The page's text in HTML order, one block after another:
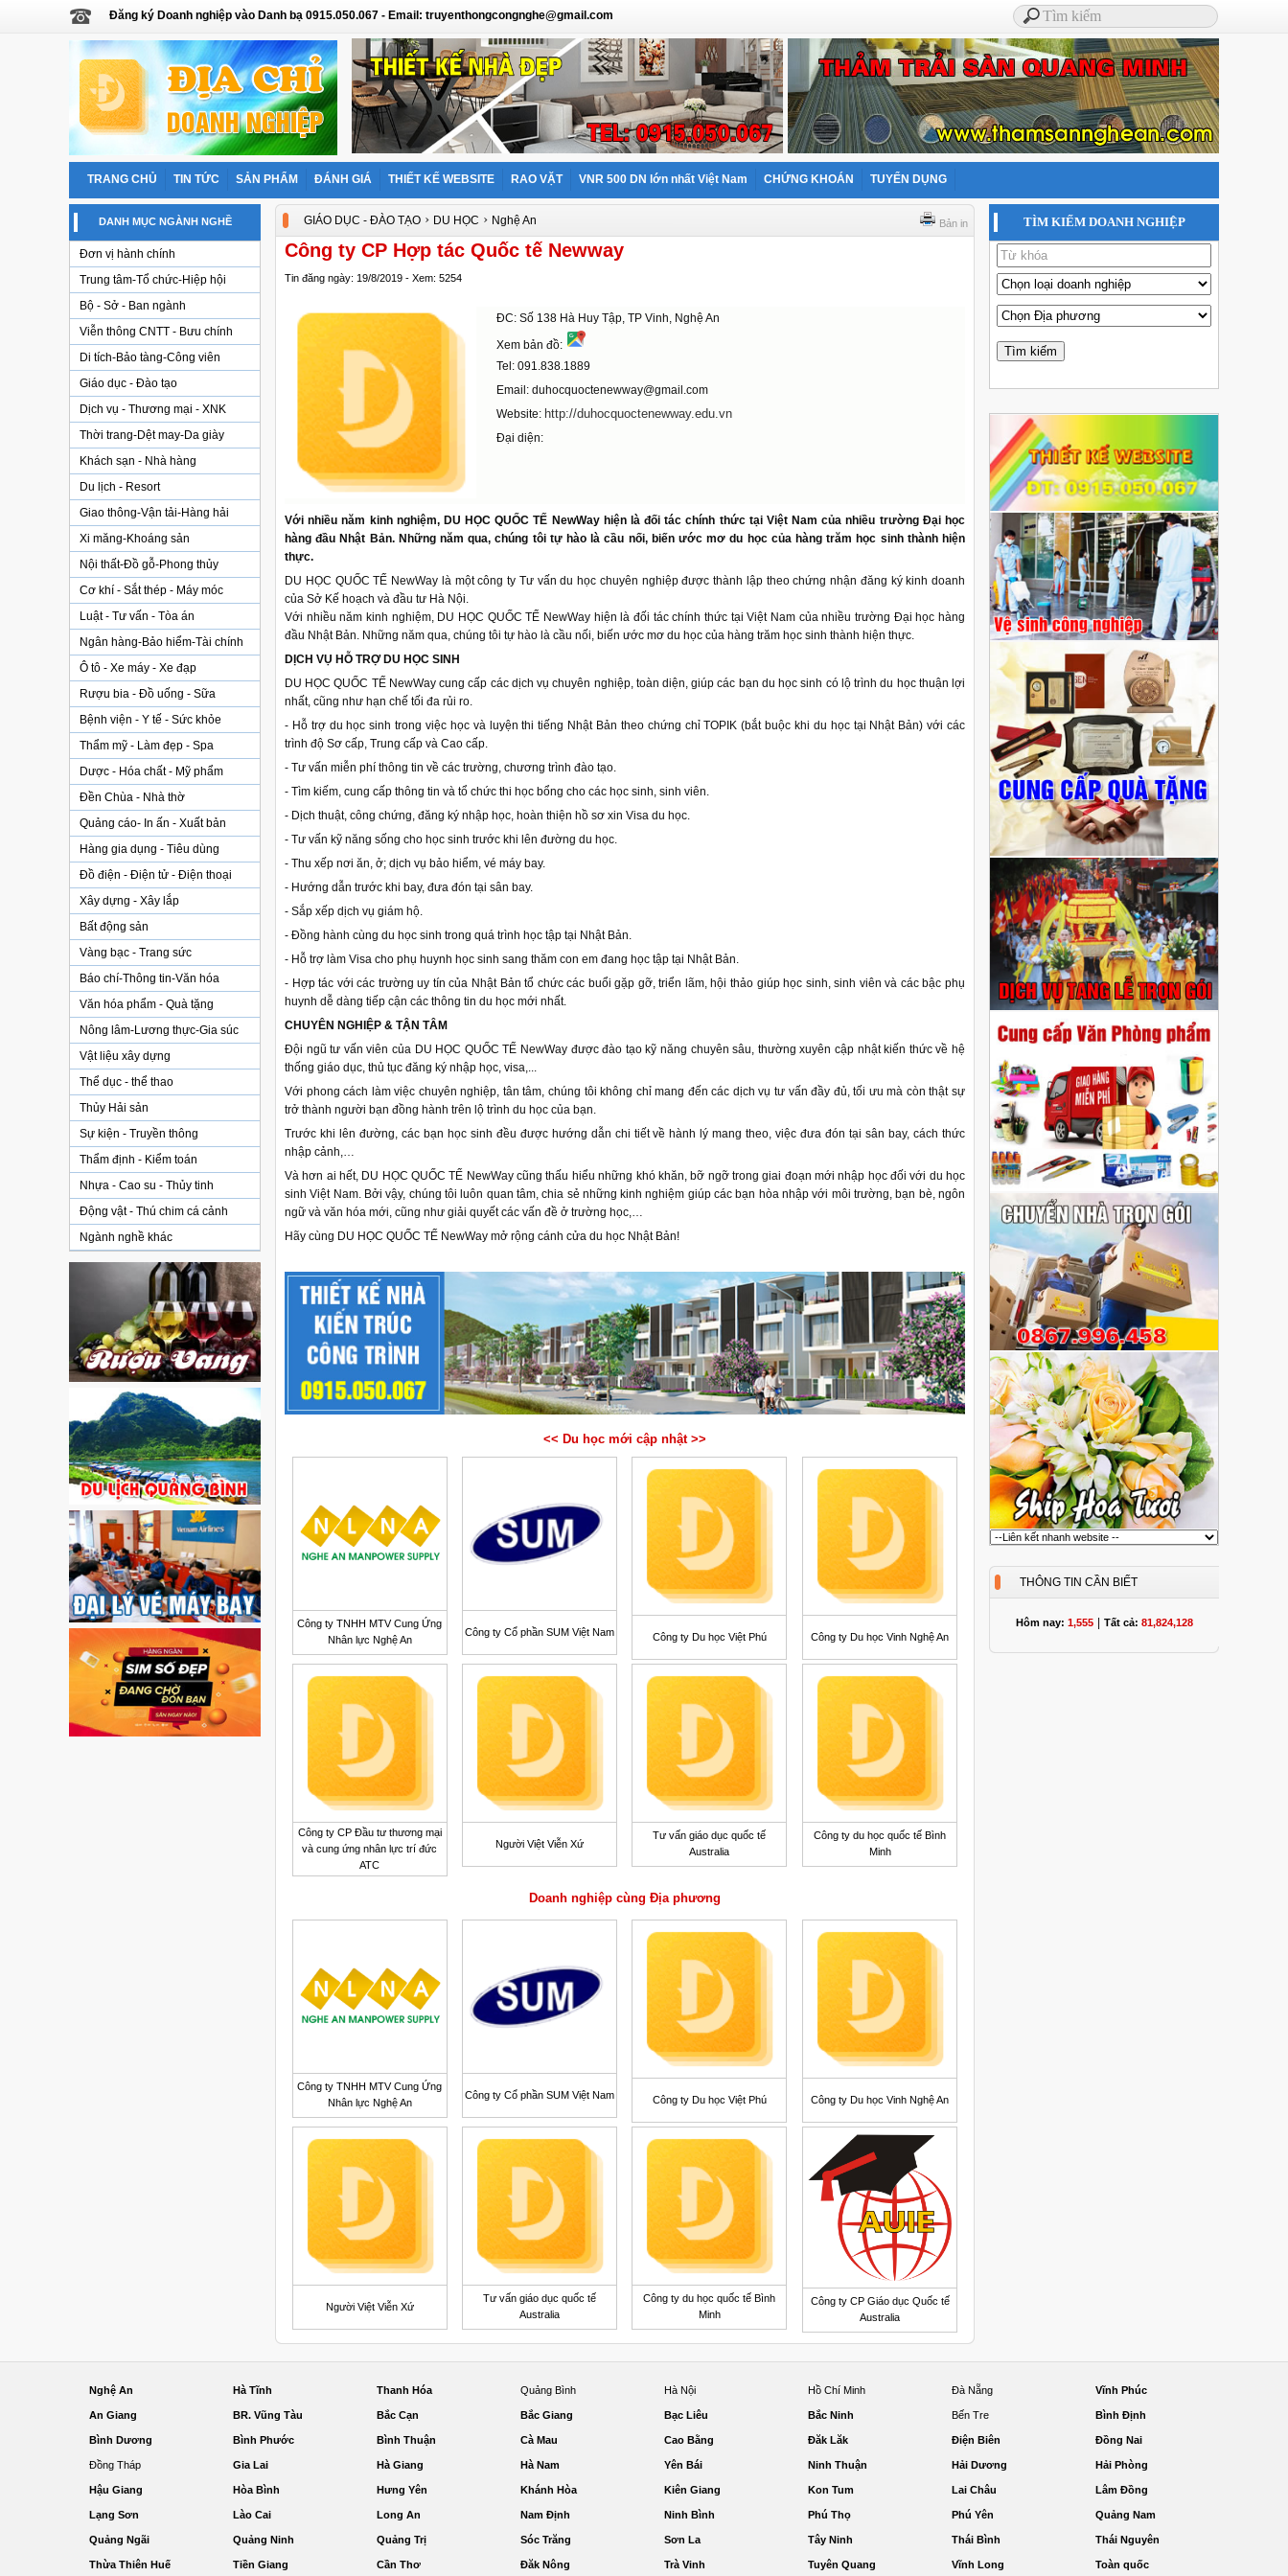
Đăng ký Doanh nghiệp vào Danh bạ 0915.050.067 - Email: truyenthongcongnghe@gmail.com
TRANG CHỦ TIN TỨC SẢN PHẨM ĐÁNH GIÁ THIẾT KẾ WEBSITE RAO VẶT VNR 500 DN lớn nhất Việt Nam CHỨNG KHOÁN TUYỂN DỤNG
DANH MỤC NGÀNH NGHỀ
Đơn vị hành chính
Trung tâm-Tổ chức-Hiệp hội
Bộ - Sở - Ban ngành
Viễn thông CNTT - Bưu chính
Di tích-Bảo tàng-Công viên
Giáo dục - Đào tạo
Dịch vụ - Thương mại - XNK
Thời trang-Dệt may-Da giày
Khách sạn - Nhà hàng
Du lịch - Resort
Giao thông-Vận tải-Hàng hải
Xi măng-Khoáng sản
Nội thất-Đồ gỗ-Phong thủy
Cơ khí - Sắt thép - Máy móc
Luật - Tư vấn - Tòa án
Ngân hàng-Bảo hiểm-Tài chính
Ô tô - Xe máy - Xe đạp
Rượu bia - Đồ uống - Sữa
Bệnh viện - Y tế - Sức khỏe
Thẩm mỹ - Làm đẹp - Spa
Dược - Hóa chất - Mỹ phẩm
Đền Chùa - Nhà thờ
Quảng cáo- In ấn - Xuất bản
Hàng gia dụng - Tiêu dùng
Đồ điện - Điện tử - Điện thoại
Xây dựng - Xây lắp
Bất động sản
Vàng bạc - Trang sức
Báo chí-Thông tin-Văn hóa
Văn hóa phẩm - Quà tặng
Nông lâm-Lương thực-Gia súc
Vật liệu xây dựng
Thể dục - thể thao
Thủy Hải sản
Sự kiện - Truyền thông
Thẩm định - Kiểm toán
Nhựa - Cao su - Thủy tinh
Động vật - Thú chim cá cảnh
Ngành nghề khác
GIÁO DỤC - ĐÀO TẠO› DU HỌC › Nghệ An Bản in
Công ty CP Hợp tác Quốc tế Newway
Tin đăng ngày: 19/8/2019 - Xem: 5254
ĐC: Số 138 Hà Huy Tập, TP Vinh, Nghệ An
Xem bản đồ:
Tel: 091.838.1889
Email: duhocquoctenewway@gmail.com
Website: http://duhocquoctenewway.edu.vn
Đại diện:
Với nhiều năm kinh nghiệm, DU HỌC QUỐC TẾ NewWay hiện là đối tác chính thức tại Việt Nam của nhiều trường Đại học
hàng đầu Nhật Bản. Những năm qua, chúng tôi tự hào là cầu nối, biến ước mơ du học của hàng trăm học sinh thành hiện
thực.
DU HỌC QUỐC TẾ NewWay là một công ty Tư vấn du học chuyên nghiệp được thành lập theo chứng nhận đăng ký kinh doanh
của Sở Kế hoạch và đầu tư Hà Nội.
Với nhiều năm kinh nghiệm, DU HỌC QUỐC TẾ NewWay hiện là đối tác chính thức tại Việt Nam của nhiều trường Đại học hàng
đầu Nhật Bản. Những năm qua, chúng tôi tự hào là cầu nối, biến ước mơ du học của hàng trăm học sinh thành hiện thực.
DỊCH VỤ HỖ TRỢ DU HỌC SINH
DU HỌC QUỐC TẾ NewWay cung cấp các dịch vụ chuyên nghiệp, toàn diện, giúp các bạn du học sinh có lộ trình du học thuận lợi
nhất, cũng như hạn chế tối đa rủi ro.
- Hỗ trợ du học sinh trong việc học và luyện thi tiếng Nhật Bản theo chứng chỉ TOPIK (bắt buộc khi du học tại Nhật Bản) với các
trình độ Sơ cấp, Trung cấp và Cao cấp.
- Tư vấn miễn phí thông tin về các trường, chương trình đào tạo.
- Tìm kiếm, cung cấp thông tin và tổ chức thi học bổng cho các học sinh, sinh viên.
- Dịch thuật, công chứng, đăng ký nhập học, hoàn thiện hồ sơ xin Visa du học.
- Tư vấn kỹ năng sống cho học sinh trước khi lên đường du học.
- Thu xếp nơi ăn, ở; dịch vụ bảo hiểm, vé máy bay.
- Hướng dẫn trước khi bay, đưa đón tại sân bay.
- Sắp xếp dịch vụ giám hộ.
- Đồng hành cùng du học sinh trong quá trình học tập tại Nhật Bản.
- Hỗ trợ làm Visa cho phụ huynh học sinh sang thăm con em đang học tập tại Nhật Bản.
- Hợp tác với các trường uy tín của Nhật Bản tổ chức các buổi gặp gỡ, triển lãm, hội thảo giúp học sinh, sinh viên và các bậc phụ
huynh dễ dàng tiếp cận các thông tin du học mới nhất.
CHUYÊN NGHIỆP & TẬN TÂM
Đội ngũ tư vấn viên của DU HỌC QUỐC TẾ NewWay được đào tạo kỹ năng chuyên sâu, thường xuyên cập nhật kiến thức về hệ
thống giáo dục, thủ tục đăng ký nhập học, visa,...
Với phong cách làm việc chuyên nghiệp, tân tâm, chúng tôi không chỉ mang đến các dịch vụ tư vấn đầy đủ, tối ưu mà còn thật sự
trở thành người bạn đồng hành trên lộ trình du học của bạn.
Trước khi lên đường, các bạn học sinh đều được hướng dẫn chi tiết về hành lý mang theo, việc đưa đón tại sân bay, cách thức
nhập cảnh,…
Và hơn ai hết, DU HỌC QUỐC TẾ NewWay cũng thấu hiểu những khó khăn, bỡ ngỡ trong giai đoạn mới nhập học đối với du học
sinh Việt Nam. Bởi vậy, chúng tôi luôn quan tâm, chia sẻ những kinh nghiệm giúp các bạn hòa nhập với môi trường, bạn bè, ngôn
ngữ và văn hóa mới, cũng như giải quyết các vấn đề ở trường học,…
Hãy cùng DU HỌC QUỐC TẾ NewWay mở rộng cánh cửa du học Nhật Bản!
<< Du học mới cập nhật >>
Công ty TNHH MTV Cung Ứng
Nhân lực Nghệ An
Công ty Cổ phần SUM Việt Nam Công ty Du học Việt Phú Công ty Du học Vinh Nghệ An
Công ty CP Đầu tư thương mại
và cung ứng nhân lực trí đức
ATC
Người Việt Viễn Xứ
Tư vấn giáo dục quốc tế
Australia
Công ty du học quốc tế Bình
Minh
Doanh nghiệp cùng Địa phương
Công ty TNHH MTV Cung Ứng
Nhân lực Nghệ An
Công ty Cổ phần SUM Việt Nam Công ty Du học Việt Phú Công ty Du học Vinh Nghệ An
Người Việt Viễn Xứ
Tư vấn giáo dục quốc tế
Australia
Công ty du học quốc tế Bình
Minh
Công ty CP Giáo dục Quốc tế
Australia
TÌM KIẾM DOANH NGHIỆP
THÔNG TIN CẦN BIẾT
Hôm nay: 1,555 Tất cả: 81,824,128
Nghệ An Hà Tĩnh Thanh Hóa Quảng Bình Hà Nội Hồ Chí Minh Đà Nẵng Vĩnh Phúc
An Giang BR. Vũng Tàu Bắc Cạn Bắc Giang Bạc Liêu Bắc Ninh Bến Tre Bình Định
Bình Dương Bình Phước Bình Thuận Cà Mau Cao Bằng Đăk Lăk Điện Biên Đồng Nai
Đồng Tháp Gia Lai Hà Giang Hà Nam Yên Bái Ninh Thuận Hải Dương Hải Phòng
Hậu Giang Hòa Bình Hưng Yên Khánh Hòa Kiên Giang Kon Tum Lai Châu Lâm Đồng
Lạng Sơn Lào Cai Long An Nam Định Ninh Bình Phú Thọ Phú Yên Quảng Nam
Quảng Ngãi Quảng Ninh Quảng Trị Sóc Trăng Sơn La Tây Ninh Thái Bình Thái Nguyên
Thừa Thiên Huế Tiền Giang Cần Thơ Đăk Nông Trà Vinh Tuyên Quang Vĩnh Long Toàn quốc